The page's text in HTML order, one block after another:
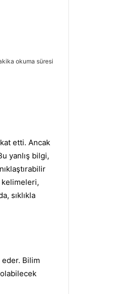
okuma süresi
etti. Ancak
yanlış bilgi,
kelimeleri,
sıklıkla
eder. Bilim